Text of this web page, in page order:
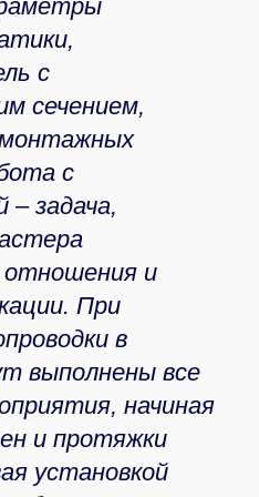
с
сечением,
с
– задача,
и
При
в
выполнены все
начиная
и протяжки
установкой